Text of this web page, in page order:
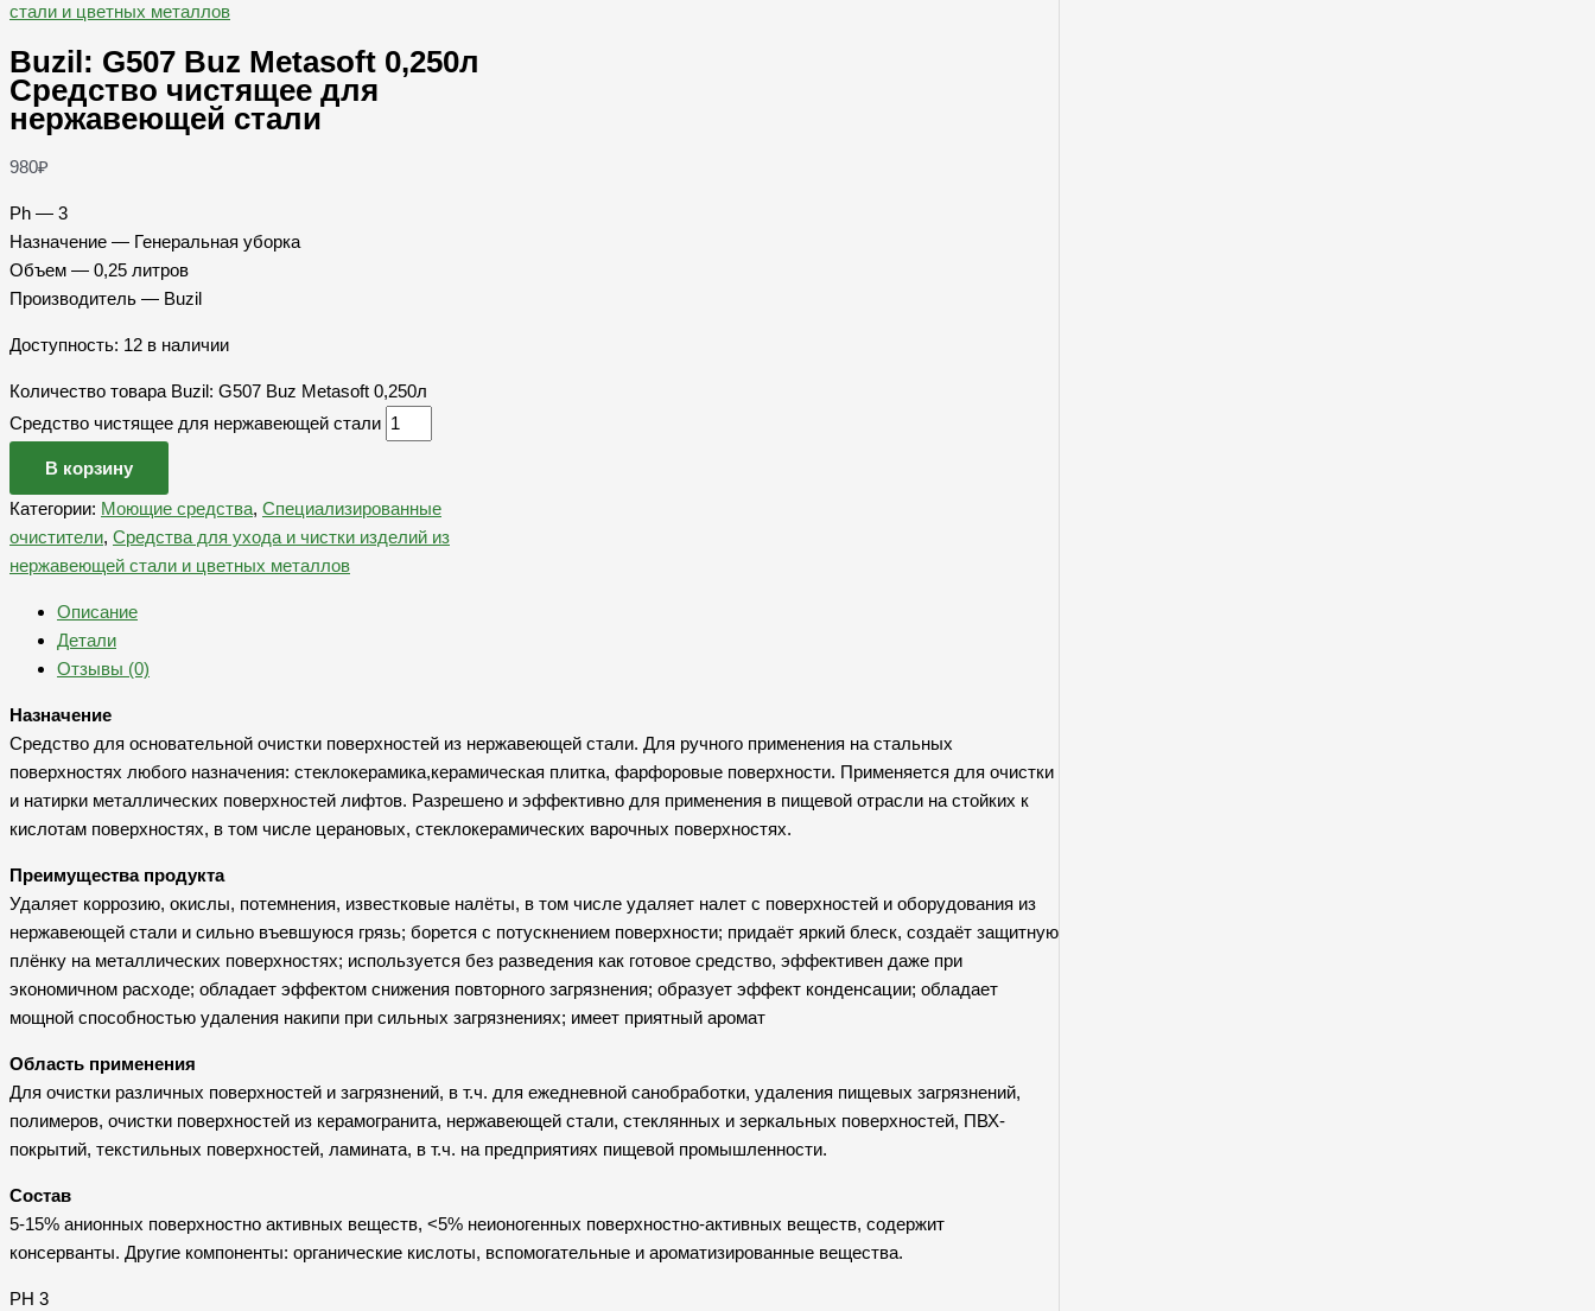
стали и цветных металлов
Buzil: G507 Buz Metasoft 0,250л
Средство чистящее для
нержавеющей стали
980₽
Ph — 3
Назначение — Генеральная уборка
Объем — 0,25 литров
Производитель — Buzil
Доступность: 12 в наличии
Количество товара Buzil: G507 Buz Metasoft 0,250л
Средство чистящее для нержавеющей стали
В корзину
Категории: Моющие средства, Специализированные
очистители, Средства для ухода и чистки изделий из
нержавеющей стали и цветных металлов
Описание
Детали
Отзывы (0)
Назначение
Средство для основательной очистки поверхностей из нержавеющей стали. Для ручного применения на стальных
поверхностях любого назначения: стеклокерамика,керамическая плитка, фарфоровые поверхности. Применяется для очистки
и натирки металлических поверхностей лифтов. Разрешено и эффективно для применения в пищевой отрасли на стойких к
кислотам поверхностях, в том числе церановых, стеклокерамических варочных поверхностях.
Преимущества продукта
Удаляет коррозию, окислы, потемнения, известковые налёты, в том числе удаляет налет с поверхностей и оборудования из
нержавеющей стали и сильно въевшуюся грязь; борется с потускнением поверхности; придаёт яркий блеск, создаёт защитную
плёнку на металлических поверхностях; используется без разведения как готовое средство, эффективен даже при
экономичном расходе; обладает эффектом снижения повторного загрязнения; образует эффект конденсации; обладает
мощной способностью удаления накипи при сильных загрязнениях; имеет приятный аромат
Область применения
Для очистки различных поверхностей и загрязнений, в т.ч. для ежедневной санобработки, удаления пищевых загрязнений,
полимеров, очистки поверхностей из керамогранита, нержавеющей стали, стеклянных и зеркальных поверхностей, ПВХ-
покрытий, текстильных поверхностей, ламината, в т.ч. на предприятиях пищевой промышленности.
Состав
5-15% анионных поверхностно активных веществ, <5% неионогенных поверхностно-активных веществ, содержит
консерванты. Другие компоненты: органические кислоты, вспомогательные и ароматизированные вещества.
PH 3